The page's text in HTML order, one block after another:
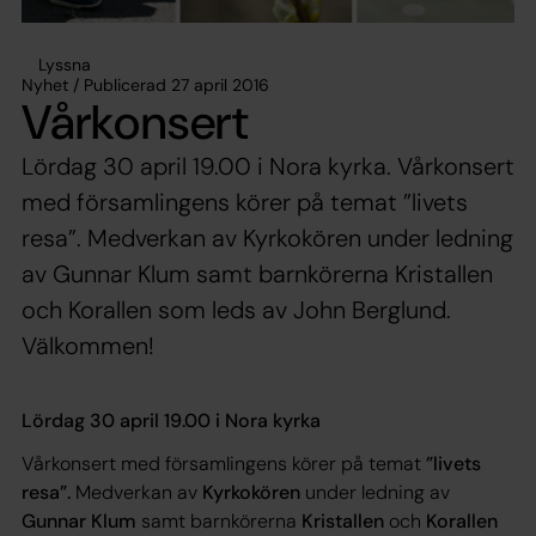
Lyssna
Nyhet / Publicerad 27 april 2016
Vårkonsert
Lördag 30 april 19.00 i Nora kyrka. Vårkonsert
med församlingens körer på temat ”livets
resa”. Medverkan av Kyrkokören under ledning
av Gunnar Klum samt barnkörerna Kristallen
och Korallen som leds av John Berglund.
Välkommen!
Lördag 30 april 19.00 i Nora kyrka
Vårkonsert med församlingens körer på temat ”livets
resa”. Medverkan av Kyrkokören under ledning av
Gunnar Klum samt barnkörerna Kristallen och Korallen